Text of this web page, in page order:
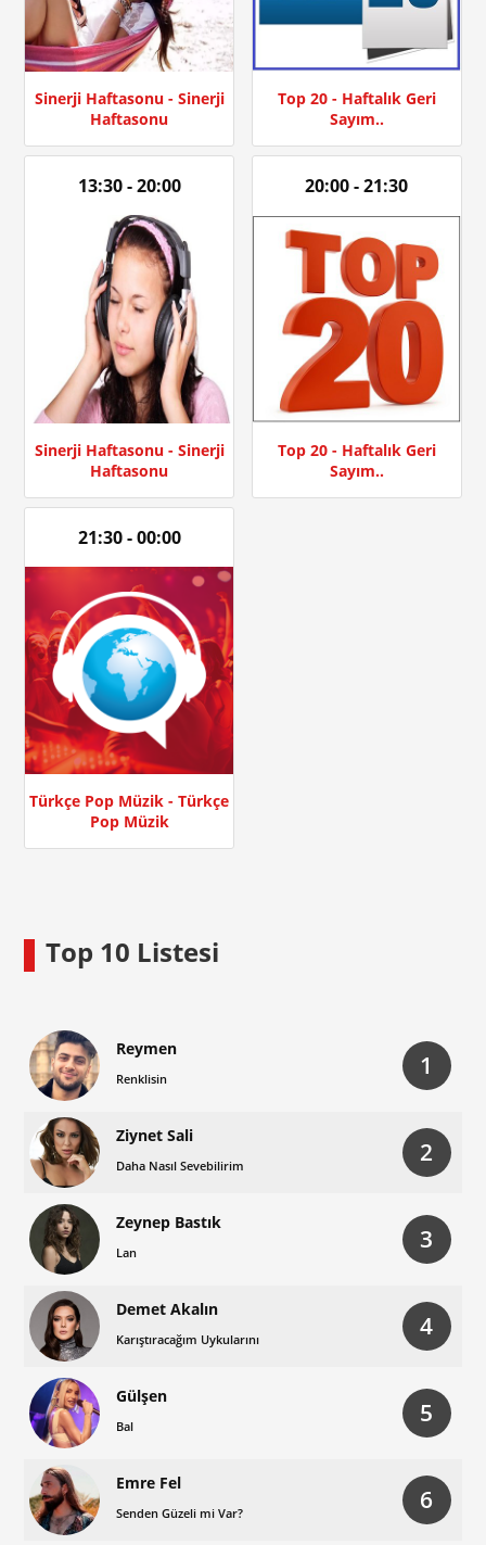
Sinerji Haftasonu - Sinerji
Haftasonu
Top 20 - Haftalık Geri
Sayım..
13:30 - 20:00
Sinerji Haftasonu - Sinerji
Haftasonu
20:00 - 21:30
Top 20 - Haftalık Geri
Sayım..
21:30 - 00:00
Türkçe Pop Müzik - Türkçe
Pop Müzik
Top 10 Listesi
1
Reymen
Renklisin
2
Ziynet Sali
Daha Nasıl Sevebilirim
3
Zeynep Bastık
Lan
4
Demet Akalın
Karıştıracağım Uykularını
5
Gülşen
Bal
6
Emre Fel
Senden Güzeli mi Var?